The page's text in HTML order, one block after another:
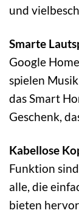
und
Smarte
Google
spielen
das Smart
Geschenk,
Kabellose
Funktion
alle, die
bieten